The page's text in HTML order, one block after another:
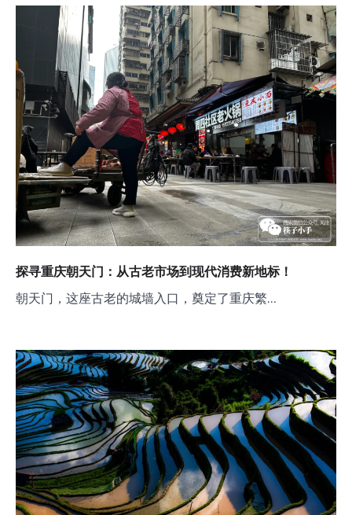
探寻重庆朝天门：从古老市场到现代消费新地标！
朝天门，这座古老的城墙入口，奠定了重庆繁…